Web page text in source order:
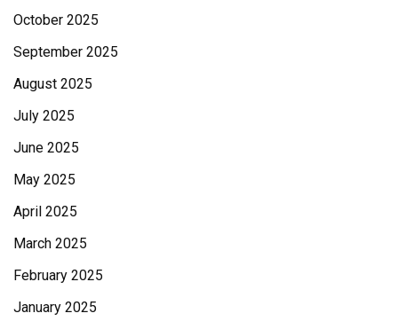
October 2025
September 2025
August 2025
July 2025
June 2025
May 2025
April 2025
March 2025
February 2025
January 2025